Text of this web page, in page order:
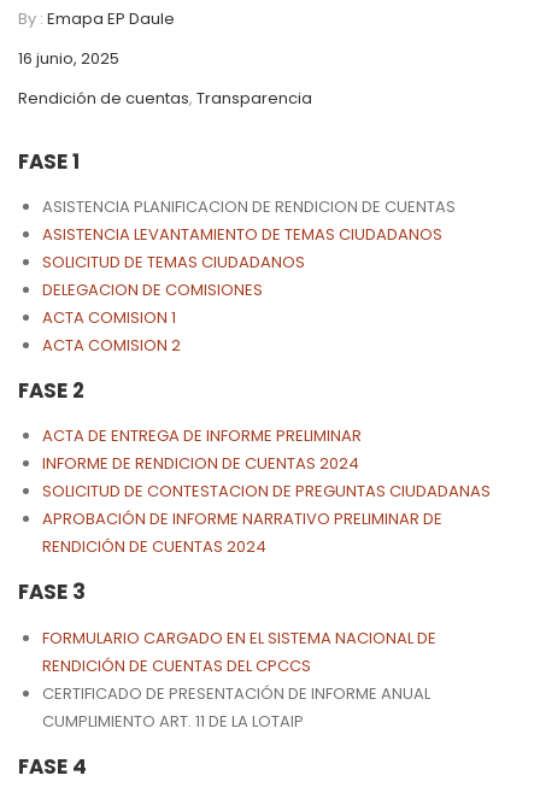
By : Emapa EP Daule
16 junio, 2025
Rendición de cuentas, Transparencia
FASE 1
ASISTENCIA PLANIFICACION DE RENDICION DE CUENTAS
ASISTENCIA LEVANTAMIENTO DE TEMAS CIUDADANOS
SOLICITUD DE TEMAS CIUDADANOS
DELEGACION DE COMISIONES
ACTA COMISION 1
ACTA COMISION 2
FASE 2
ACTA DE ENTREGA DE INFORME PRELIMINAR
INFORME DE RENDICION DE CUENTAS 2024
SOLICITUD DE CONTESTACION DE PREGUNTAS CIUDADANAS
APROBACIÓN DE INFORME NARRATIVO PRELIMINAR DE
RENDICIÓN DE CUENTAS 2024
FASE 3
FORMULARIO CARGADO EN EL SISTEMA NACIONAL DE
RENDICIÓN DE CUENTAS DEL CPCCS
CERTIFICADO DE PRESENTACIÓN DE INFORME ANUAL
CUMPLIMIENTO ART. 11 DE LA LOTAIP
FASE 4